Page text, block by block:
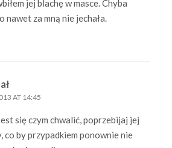
jej blachę w masce. Chyba
nawet za mną nie jechała.
AT 14:45
się czym chwalić, poprzebijaj jej
co by przypadkiem ponownie nie